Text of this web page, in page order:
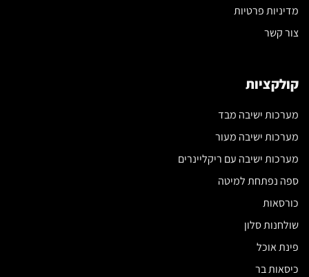
מדיניות פרטיות
צור קשר
קולקציות
מערכות ישיבה מבד
מערכות ישיבה מעור
מערכות ישיבה עם ריקליינרים
ספה נפתחת למיטה
כורסאות
שולחנות סלון
פינת אוכל
כיסאות בר